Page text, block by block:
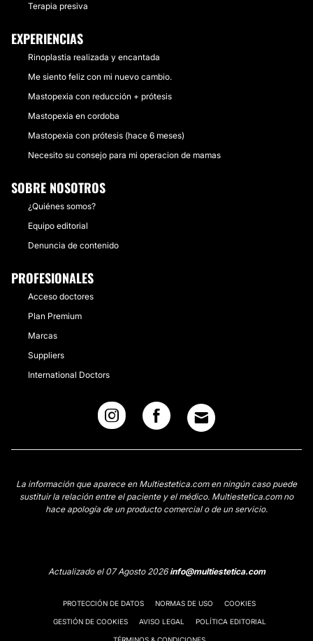
Terapia presiva
EXPERIENCIAS
Rinoplastia realizada y encantada
Me siento feliz con mi nuevo cambio.
Mastopexia con reducción + prótesis
Mastopexia en cordoba
Mastopexia con prótesis (hace 6 meses)
Necesito su consejo para mi operacion de mamas
SOBRE NOSOTROS
¿Quiénes somos?
Equipo editorial
Denuncia de contenido
PROFESIONALES
Acceso doctores
Plan Premium
Marcas
Suppliers
International Doctors
La información que aparece en Multiestetica.com en ningún caso puede
sustituir la relación entre el paciente y el médico. Multiestetica.com no
hace apología de un producto comercial o de un servicio.
Actualizado el 07 Agosto 2026info@multiestetica.com
PROTECCIÓN DE DATOS NORMAS DE USO COOKIES
GESTIÓN DE COOKIES AVISO LEGAL POLÍTICA EDITORIAL